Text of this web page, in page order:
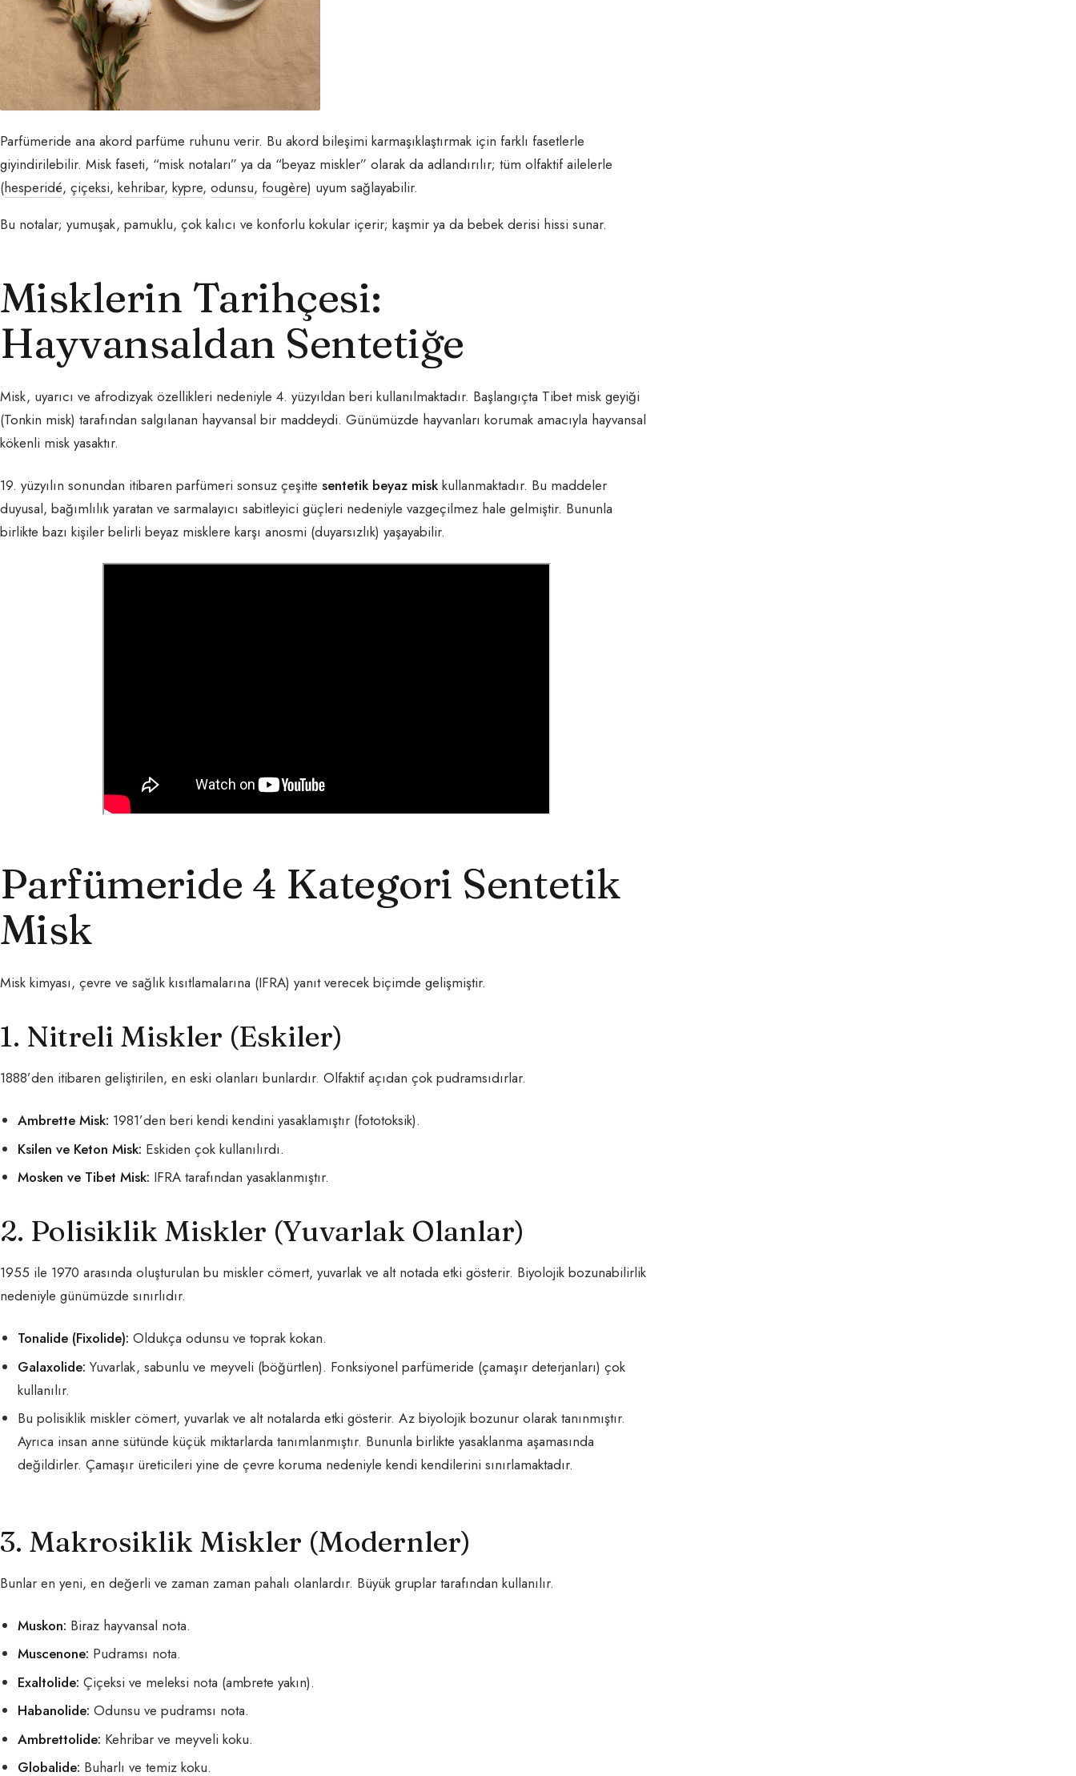
Parfümeride ana akord parfüme ruhunu verir. Bu akord bileşimi karmaşıklaştırmak için farklı fasetlerle
giyindirilebilir. Misk faseti, “misk notaları” ya da “beyaz miskler” olarak da adlandırılır; tüm olfaktif ailelerle
(hesperidé, çiçeksi, kehribar, kypre, odunsu, fougère) uyum sağlayabilir.
Bu notalar; yumuşak, pamuklu, çok kalıcı ve konforlu kokular içerir; kaşmir ya da bebek derisi hissi sunar.
Misklerin Tarihçesi:
Hayvansaldan Sentetiğe
Misk, uyarıcı ve afrodizyak özellikleri nedeniyle 4. yüzyıldan beri kullanılmaktadır. Başlangıçta Tibet misk geyiği
(Tonkin misk) tarafından salgılanan hayvansal bir maddeydi. Günümüzde hayvanları korumak amacıyla hayvansal
kökenli misk yasaktır.
19. yüzyılın sonundan itibaren parfümeri sonsuz çeşitte sentetik beyaz misk kullanmaktadır. Bu maddeler
duyusal, bağımlılık yaratan ve sarmalayıcı sabitleyici güçleri nedeniyle vazgeçilmez hale gelmiştir. Bununla
birlikte bazı kişiler belirli beyaz misklere karşı anosmi (duyarsızlık) yaşayabilir.
Parfümeride 4 Kategori Sentetik
Misk
Misk kimyası, çevre ve sağlık kısıtlamalarına (IFRA) yanıt verecek biçimde gelişmiştir.
1. Nitreli Miskler (Eskiler)
1888’den itibaren geliştirilen, en eski olanları bunlardır. Olfaktif açıdan çok pudramsıdırlar.
Ambrette Misk: 1981’den beri kendi kendini yasaklamıştır (fototoksik).
Ksilen ve Keton Misk: Eskiden çok kullanılırdı.
Mosken ve Tibet Misk: IFRA tarafından yasaklanmıştır.
2. Polisiklik Miskler (Yuvarlak Olanlar)
1955 ile 1970 arasında oluşturulan bu miskler cömert, yuvarlak ve alt notada etki gösterir. Biyolojik bozunabilirlik
nedeniyle günümüzde sınırlıdır.
Tonalide (Fixolide): Oldukça odunsu ve toprak kokan.
Galaxolide: Yuvarlak, sabunlu ve meyveli (böğürtlen). Fonksiyonel parfümeride (çamaşır deterjanları) çok
kullanılır.
Bu polisiklik miskler cömert, yuvarlak ve alt notalarda etki gösterir. Az biyolojik bozunur olarak tanınmıştır.
Ayrıca insan anne sütünde küçük miktarlarda tanımlanmıştır. Bununla birlikte yasaklanma aşamasında
değildirler. Çamaşır üreticileri yine de çevre koruma nedeniyle kendi kendilerini sınırlamaktadır.
3. Makrosiklik Miskler (Modernler)
Bunlar en yeni, en değerli ve zaman zaman pahalı olanlardır. Büyük gruplar tarafından kullanılır.
Muskon: Biraz hayvansal nota.
Muscenone: Pudramsı nota.
Exaltolide: Çiçeksi ve meleksi nota (ambrete yakın).
Habanolide: Odunsu ve pudramsı nota.
Ambrettolide: Kehribar ve meyveli koku.
Globalide: Buharlı ve temiz koku.